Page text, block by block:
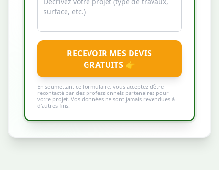
RECEVOIR MES DEVIS
GRATUITS 👉
En soumettant ce formulaire, vous acceptez d'être
recontacté par des professionnels partenaires pour
votre projet. Vos données ne sont jamais revendues à
d'autres fins.